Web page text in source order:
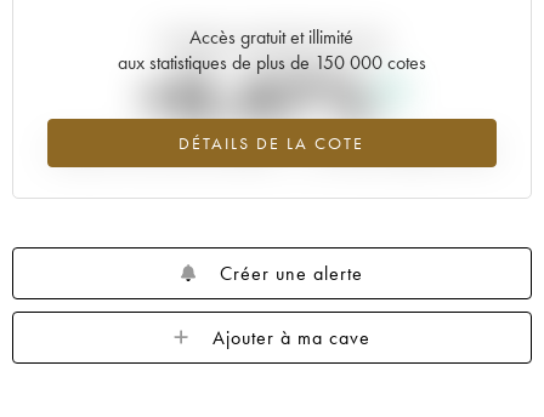
Accès gratuit et illimité
aux statistiques de plus de 150 000 cotes
DÉTAILS DE LA COTE
Tendance actuelle de la cote
+0.47%
Tendance à la hausse du millésime ---- en 2026 par rapport à 2025
Créer une alerte
Ajouter à ma cave